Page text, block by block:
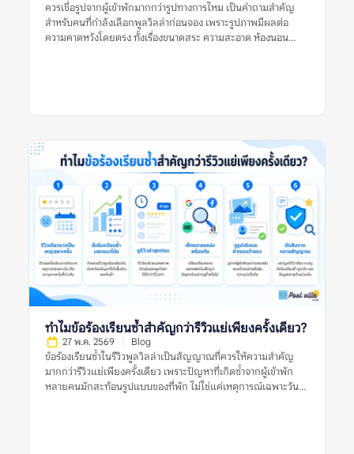
ควรเชื่อรูปจากผู้เข้าพักมากกว่ารูปทางการไหม เป็นคำถามสำคัญ
สำหรับคนที่กำลังเลือกพูลวิลล่าก่อนจอง เพราะรูปภาพมีผลต่อ
ความคาดหวังโดยตรง ทั้งเรื่องขนาดสระ ความสะอาด ห้องนอน
ทางการร่วมกัน แล้วตรวจหลายสัญญาณประกอบ เช่น วันที่ของรีวิว
และข้อมูลจากหลายแหล่ง ก่อนตัดสินใจจองพูลวิลล่า ควรเชื่อรูป
จากผู้เข้าพักมากกว่ารูปทางการไหม หมายถึงอะไร? ควรเชื่อรูปจากผู้
เข้าพักมากกว่ารูปทางการไหม หมายถึงการพิจารณาว่ารูปประเภทใด
น่าใช้เป็นข้อมูลประกอบการตัดสินใจมากกว่า ระหว่างรูปที่เจ้าของ
ที่พักหรือแพลตฟอร์มจัดทำอย่างเป็นทางการ กับรูปที่ผู้เข้าพักจริง
ถ่ายและแนบไว้ในรีวิว รูปทางการมักถ่ายด้วยแสงดี มุมดี และจัด
พื้นที่ให้ดูพร้อมที่สุด จึงช่วยให้เห็นภาพรวมของที่พักได้ชัด เช่น
โครงสร้างบ้าน สไตล์การตกแต่ง มุมสระ พื้นที่นั่งเล่น และห้องนอน
หลัก แต่ข้อจำกัดคืออาจไม่สะท้อนสภาพปัจจุบัน หากรูปถ่ายไว้นาน
หรือถ่ายเฉพาะมุมที่ดีที่สุด ส่วนรูปจากผู้เข้าพักมักมีความเป็น
ธรรมชาติมากกว่า เห็นสภาพบ้านตอนใช้งานจริง เช่น สระหลังมีคน
เล่น ห้องน้ำที่ใช้งานจริง พื้นที่ครัว ที่จอดรถ หรือมุมที่รูปทางการไม่
ได้แสดง อย่างไรก็ตาม รูปจากผู้เข้าพักก็มีข้อจำกัดเช่นกัน เพราะ
อาจถ่ายในวันที่แสงไม่ดี มุมไม่สวย หรือสะท้อนเหตุการณ์เฉพาะวัน
ดังนั้น การเปรียบเทียบรูปทั้งสองประเภทจึงสำคัญกว่าการเลือกเชื่อ
ฝ่ายใดฝ่ายหนึ่งทั้งหมด […]
ทำไมข้อร้องเรียนซ้ำสำคัญกว่ารีวิวแย่เพียงครั้งเดียว?
27 พ.ค. 2569 Blog
ข้อร้องเรียนซ้ำในรีวิวพูลวิลล่าเป็นสัญญาณที่ควรให้ความสำคัญ
มากกว่ารีวิวแย่เพียงครั้งเดียว เพราะปัญหาที่เกิดซ้ำจากผู้เข้าพัก
หลายคนมักสะท้อนรูปแบบของที่พัก ไม่ใช่แค่เหตุการณ์เฉพาะวัน